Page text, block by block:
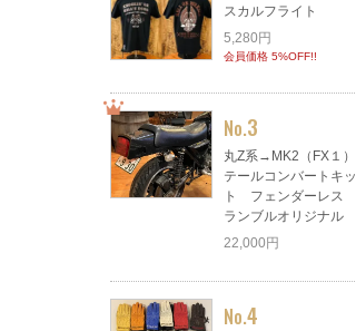
スカルフライト
5,280円
会員価格 5%OFF!!
No.3
丸Z系→MK2（FX１）
テールコンバートキッ
ト フェンダーレス
ランブルオリジナル
22,000円
No.4